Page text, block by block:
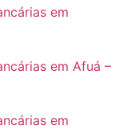
em
em Afuá –
em